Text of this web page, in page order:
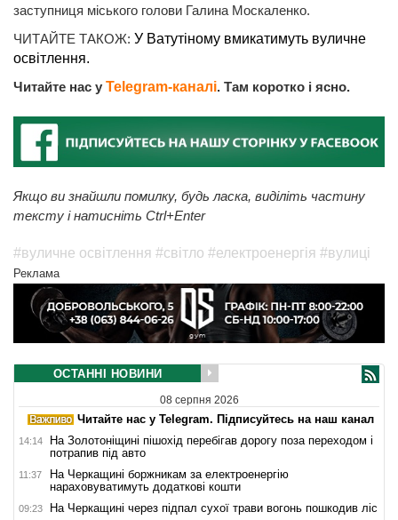
заступниця міського голови Галина Москаленко.
ЧИТАЙТЕ ТАКОЖ: У Ватутіному вмикатимуть вуличне
освітлення.
Читайте нас у Telegram-каналі. Там коротко і ясно.
Якщо ви знайшли помилку, будь ласка, виділіть частину
тексту і натисніть Ctrl+Enter
#вуличне освітлення #світло #електроенергія #вулиці
Реклама
ОСТАННІ НОВИНИ
08 серпня 2026
Читайте нас у Telegram. Підписуйтесь на наш канал
14:14
На Золотоніщині пішохід перебігав дорогу поза переходом і
потрапив під авто
11:37
На Черкащині боржникам за електроенергію
нараховуватимуть додаткові кошти
09:23 На Черкащині через підпал сухої трави вогонь пошкодив ліс